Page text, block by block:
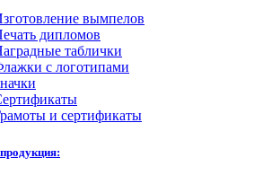
вымпелов
дипломов
таблички
с логотипами
и сертификаты